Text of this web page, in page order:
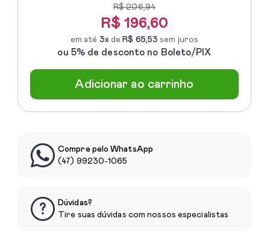
R$ 206,94
R$ 196,60
em até 3xde R$ 65,53 sem juros
ou 5% de desconto no Boleto/PIX
Adicionar ao carrinho
Compre pelo WhatsApp
(47) 99230-1065
Dúvidas?
Tire suas dúvidas com nossos especialistas